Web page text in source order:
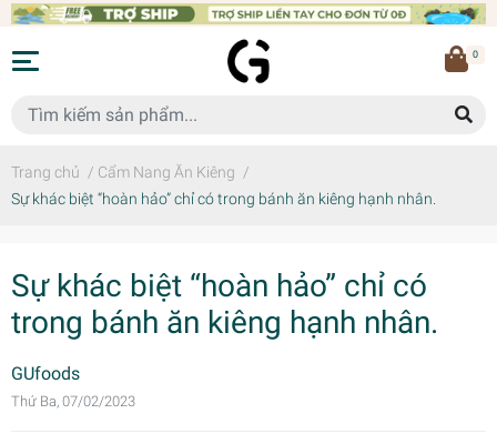
0
Trang chủ / Cẩm Nang Ăn Kiêng /
Sự khác biệt “hoàn hảo” chỉ có trong bánh ăn kiêng hạnh nhân.
Sự khác biệt “hoàn hảo” chỉ có
trong bánh ăn kiêng hạnh nhân.
GUfoods
Thứ Ba, 07/02/2023